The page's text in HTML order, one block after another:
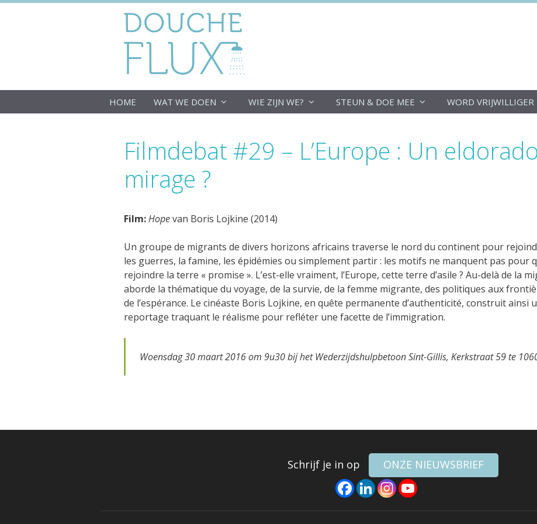
HOME WAT WE DOEN WIE ZIJN WE? STEUN & DOE MEE WORD VRIJWILLIGER
Filmdebat #29 – L’Europe : Un
mirage ?
Film:Hopevan Boris Lojkine (2014)
Un groupe de migrants de divers horizons africains traverse le nord du continent pour
les guerres, la famine, les épidémies ou simplement partir : les motifs ne manquent pas pour
rejoindre la terre « promise ». L’est-elle vraiment, l’Europe, cette terre d’asile ? Au-delà de la
aborde la thématique du voyage, de la survie, de la femme migrante, des politiques aux
de l’espérance. Le cinéaste Boris Lojkine, en quête permanente d’authenticité, construit ainsi
reportage traquant le réalisme pour refléter une facette de l’immigration.
Woensdag 30 maart 2016 om 9u30 bij het Wederzijdshulpbetoon Sint-Gillis, Kerkstraat 59 te
Schrijf je in op ONZE NIEUWSBRIEF